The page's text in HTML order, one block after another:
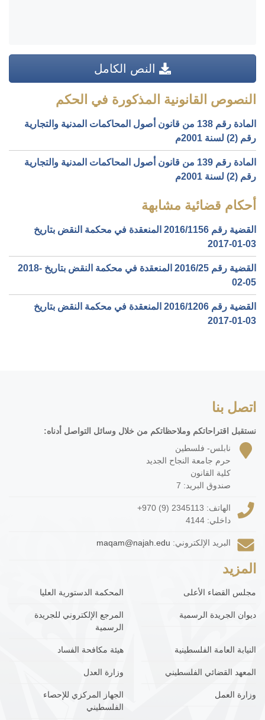
النص الكامل
النصوص القانونية المذكورة في الحكم
المادة رقم 138 من قانون أصول المحاكمات المدنية والتجارية
رقم (2) لسنة 2001م
المادة رقم 139 من قانون أصول المحاكمات المدنية والتجارية
رقم (2) لسنة 2001م
أحكام قضائية مشابهة
القضية رقم ‎1156‏/‎2016‏ المنعقدة في محكمة النقض بتاريخ
‎2017-01-03‏
القضية رقم ‎25‏/‎2016‏ المنعقدة في محكمة النقض بتاريخ ‎2018-
02-05‏
القضية رقم ‎1206‏/‎2016‏ المنعقدة في محكمة النقض بتاريخ
‎2017-01-03‏
اتصل بنا
نستقبل اقتراحاتكم وملاحظاتكم من خلال وسائل التواصل أدناه:
نابلس- فلسطين
حرم جامعة النجاح الجديد
كلية القانون
صندوق البريد: 7
الهاتف: +970 (9) 2345113
داخلي: 4144
البريد الإلكتروني: maqam@najah.edu
المزيد
مجلس القضاء الأعلى المحكمة الدستورية العليا
ديوان الجريدة الرسمية
المرجع الإلكتروني للجريدة
الرسمية
النيابة العامة الفلسطينية هيئة مكافحة الفساد
المعهد القضائي الفلسطيني وزارة العدل
وزارة العمل
الجهاز المركزي للإحصاء
الفلسطيني